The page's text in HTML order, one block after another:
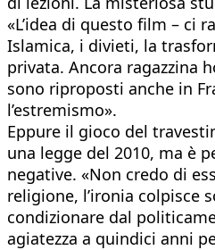
«L’idea di questo film – ci
Islamica, i divieti, la
privata. Ancora ragazzina
sono riproposti anche in
l’estremismo».
Eppure il gioco del
una legge del 2010, ma è
negative. «Non credo di
religione, l’ironia colpisce
condizionare dal
agiatezza a quindici anni